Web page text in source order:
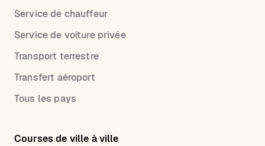
Service de chauffeur
Service de voiture privée
Transport terrestre
Transfert aéroport
Tous les pays
Courses de ville à ville